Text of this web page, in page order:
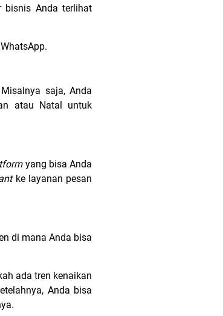
bisnis Anda terlihat
saja, Anda
atau Natal untuk
yang bisa Anda
ke layanan pesan
di mana Anda bisa
ada tren kenaikan
Anda bisa